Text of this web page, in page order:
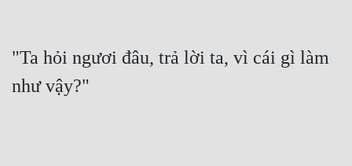
"Ta hỏi ngươi đâu, trả lời ta, vì cái gì làm
như vậy?"